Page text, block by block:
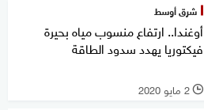
شرق أوسط
أوغندا.. ارتفاع منسوب مياه بحيرة
فيكتوريا يهدد سدود الطاقة
l 2 مايو 2020